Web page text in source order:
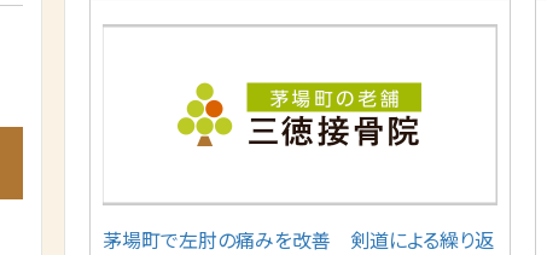
茅場町で左肘の痛みを改善 剣道による繰り返